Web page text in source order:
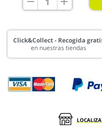
Click&Collect - Recogida
en nuestras tiendas